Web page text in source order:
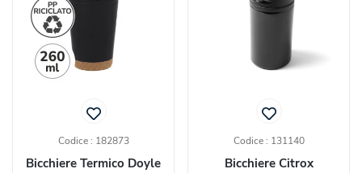
Codice : 182873
Bicchiere Termico Doyle
Codice : 131140
Bicchiere Citrox